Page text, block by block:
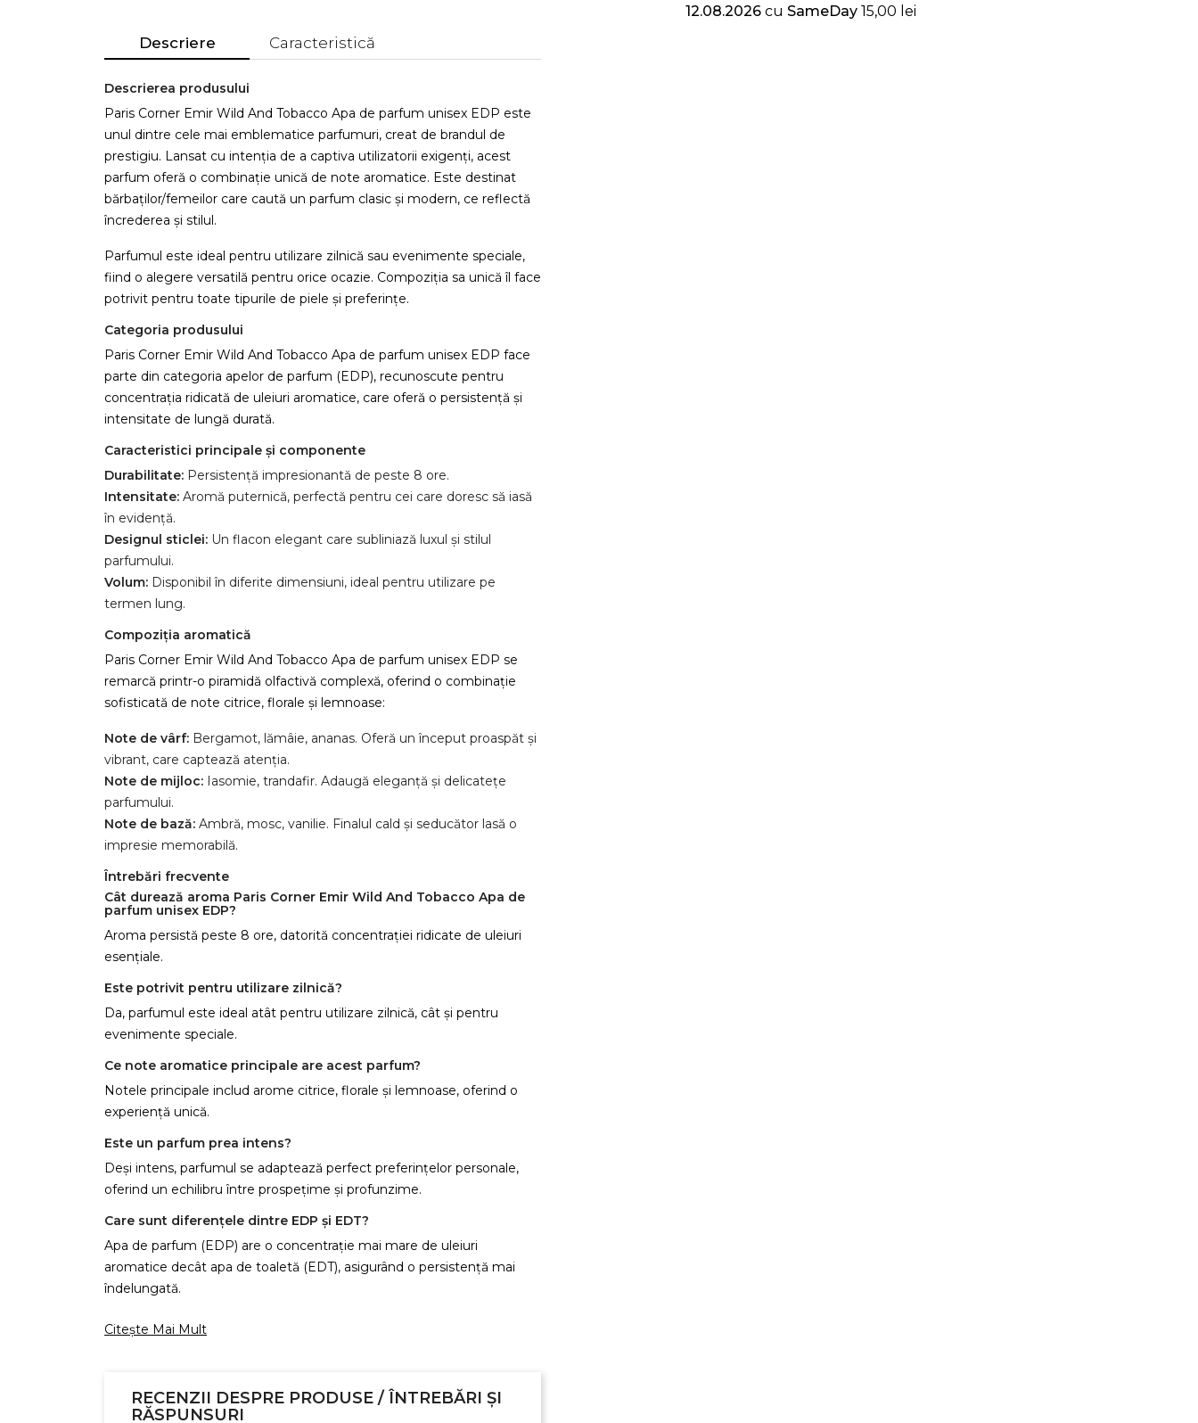
Descriere Caracteristică
Descrierea produsului
Paris Corner Emir Wild And Tobacco Apa de parfum unisex EDP este
unul dintre cele mai emblematice parfumuri, creat de brandul de
prestigiu. Lansat cu intenția de a captiva utilizatorii exigenți, acest
parfum oferă o combinație unică de note aromatice. Este destinat
bărbaților/femeilor care caută un parfum clasic și modern, ce reflectă
încrederea și stilul.
Parfumul este ideal pentru utilizare zilnică sau evenimente speciale,
fiind o alegere versatilă pentru orice ocazie. Compoziția sa unică îl face
potrivit pentru toate tipurile de piele și preferințe.
Categoria produsului
Paris Corner Emir Wild And Tobacco Apa de parfum unisex EDP face
parte din categoria apelor de parfum (EDP), recunoscute pentru
concentrația ridicată de uleiuri aromatice, care oferă o persistență și
intensitate de lungă durată.
Caracteristici principale și componente
Durabilitate: Persistență impresionantă de peste 8 ore.
Intensitate: Aromă puternică, perfectă pentru cei care doresc să iasă
în evidență.
Designul sticlei: Un flacon elegant care subliniază luxul și stilul
parfumului.
Volum: Disponibil în diferite dimensiuni, ideal pentru utilizare pe
termen lung.
Compoziția aromatică
Paris Corner Emir Wild And Tobacco Apa de parfum unisex EDP se
remarcă printr-o piramidă olfactivă complexă, oferind o combinație
sofisticată de note citrice, florale și lemnoase:
Note de vârf: Bergamot, lămâie, ananas. Oferă un început proaspăt și
vibrant, care captează atenția.
Note de mijloc: Iasomie, trandafir. Adaugă eleganță și delicatețe
parfumului.
Note de bază: Ambră, mosc, vanilie. Finalul cald și seducător lasă o
impresie memorabilă.
Întrebări frecvente
Cât durează aroma Paris Corner Emir Wild And Tobacco Apa de
parfum unisex EDP?
Aroma persistă peste 8 ore, datorită concentrației ridicate de uleiuri
esențiale.
Este potrivit pentru utilizare zilnică?
Da, parfumul este ideal atât pentru utilizare zilnică, cât și pentru
evenimente speciale.
Ce note aromatice principale are acest parfum?
Notele principale includ arome citrice, florale și lemnoase, oferind o
experiență unică.
Este un parfum prea intens?
Deși intens, parfumul se adaptează perfect preferințelor personale,
oferind un echilibru între prospețime și profunzime.
Care sunt diferențele dintre EDP și EDT?
Apa de parfum (EDP) are o concentrație mai mare de uleiuri
aromatice decât apa de toaletă (EDT), asigurând o persistență mai
îndelungată.
Citește Mai Mult
RECENZII DESPRE PRODUSE / ÎNTREBĂRI ȘI
RĂSPUNSURI
12.08.2026 cu SameDay 15,00 lei
Creeaza o lista de dorinte
Anuleaza